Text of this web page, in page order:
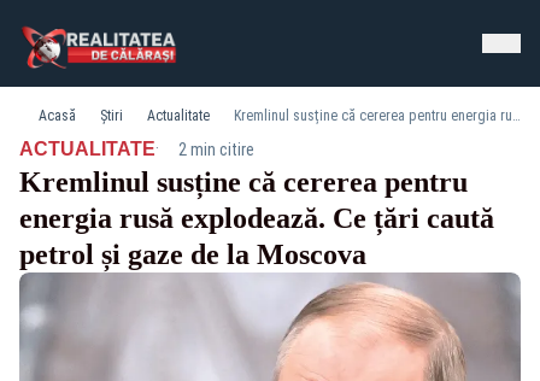
Acasă Știri Actualitate Kremlinul susține că cererea pentru energia rusă explodează. Ce țări caută petrol și gaze de la Moscova
ACTUALITATE· 2 min citire
Kremlinul susține că cererea pentru
energia rusă explodează. Ce țări caută
petrol și gaze de la Moscova